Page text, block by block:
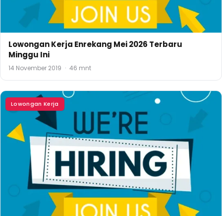
Lowongan Kerja Enrekang Mei 2026 Terbaru
Minggu Ini
14 November 2019 · 46 mnt
Lowongan Kerja